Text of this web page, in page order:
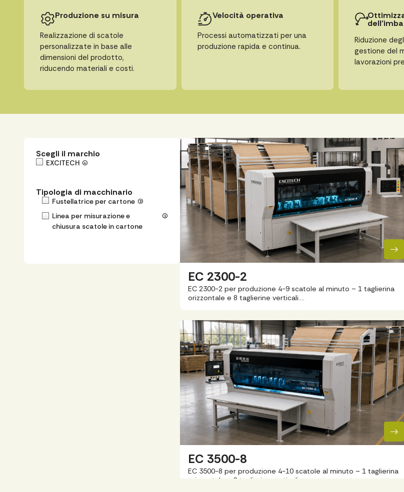
Produzione su misura
Realizzazione di scatole
personalizzate in base alle
dimensioni del prodotto,
riducendo materiali e costi.
Velocità operativa
Processi automatizzati per una
produzione rapida e continua.
Riduzione
gestione del
lavorazioni
Scegli il marchio
EXCITECH (4)
Tipologia di macchinario
Fustellatrice per cartone (3)
Linea per misurazione e
chiusura scatole in cartone
(1)
EC 2300-2
EC 2300-2 per produzione 4-9 scatole al minuto – 1 taglierina
orizzontale e 8 taglierine verticali….
EC 3500-8
EC 3500-8 per produzione 4-10 scatole al minuto – 1 taglierina
orizzontale e 8 taglierine verticali ….